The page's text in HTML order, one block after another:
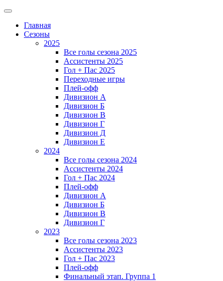
Главная
Сезоны
2025
Все голы сезона 2025
Ассистенты 2025
Гол + Пас 2025
Переходные игры
Плей-офф
Дивизион A
Дивизион Б
Дивизион В
Дивизион Г
Дивизион Д
Дивизион Е
2024
Все голы сезона 2024
Ассистенты 2024
Гол + Пас 2024
Плей-офф
Дивизион A
Дивизион Б
Дивизион В
Дивизион Г
2023
Все голы сезона 2023
Ассистенты 2023
Гол + Пас 2023
Плей-офф
Финальный этап. Группа 1